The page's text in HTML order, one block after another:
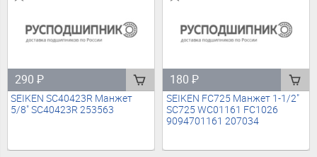
290₽
SEIKEN SC40423R Манжет
5/8" SC40423R 253563
180₽
SEIKEN FC725 Манжет 1-1/2"
SC725 WC01161 FC1026
9094701161 207034